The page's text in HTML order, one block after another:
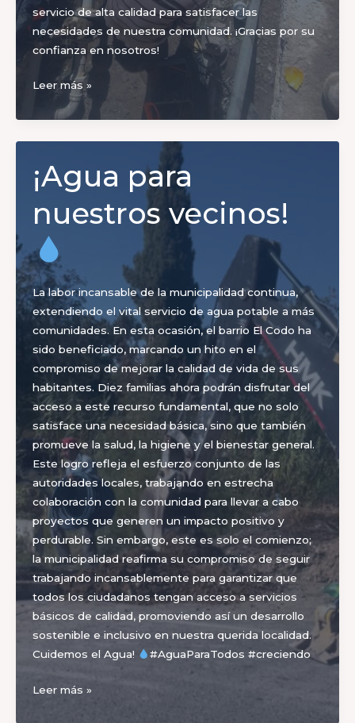
servicio de alta calidad para satisfacer las
necesidades de nuestra comunidad. ¡Gracias por su
confianza en nosotros!
Completamos
mantenimiento
en
Planta
Agua
Pedernal
Leer más »
¡Agua para
nuestros vecinos!
La labor incansable de la municipalidad continua,
extendiendo el vital servicio de agua potable a más
comunidades. En esta ocasión, el barrio El Codo ha
sido beneficiado, marcando un hito en el
compromiso de mejorar la calidad de vida de sus
habitantes. Diez familias ahora podrán disfrutar del
acceso a este recurso fundamental, que no solo
satisface una necesidad básica, sino que también
promueve la salud, la higiene y el bienestar general.
Este logro refleja el esfuerzo conjunto de las
autoridades locales, trabajando en estrecha
colaboración con la comunidad para llevar a cabo
proyectos que generen un impacto positivo y
perdurable. Sin embargo, este es solo el comienzo;
la municipalidad reafirma su compromiso de seguir
trabajando incansablemente para garantizar que
todos los ciudadanos tengan acceso a servicios
básicos de calidad, promoviendo así un desarrollo
sostenible e inclusivo en nuestra querida localidad.
Cuidemos el Agua!
#AguaParaTodos #creciendo
¡Agua
Leer más »